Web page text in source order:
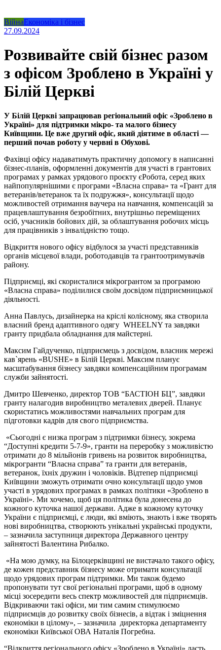
ВійнаЕкономіка і бізнес
27.09.2024
Розвивайте свій бізнес разом
з офісом Зроблено в Україні у
Білій Церкві
У Білій Церкві запрацював регіональний офіс «Зроблено в
Україні» для підтримки мікро- та малого бізнесу
Київщини. Це вже другий офіс, який діятиме в області —
перший почав роботу у червні в Обухові.
Фахівці офісу надаватимуть практичну допомогу в написанні
бізнес-планів, оформленні документів для участі в грантових
програмах у рамках урядового проєкту єРобота, серед яких
найпопулярнішими є програми «Власна справа» та «Грант для
ветеранів/ветеранок та їх подружжя», консультації щодо
можливостей отримання ваучера на навчання, компенсацій за
працевлаштування безробітних, внутрішньо переміщених
осіб, учасників бойових дій, за облаштування робочих місць
для працівників з інвалідністю тощо.
Відкриття нового офісу відбулося за участі представників
органів місцевої влади, роботодавців та грантоотримувачів
району.
Підприємці, які скористалися мікрогрантом за програмою
«Власна справа» поділилися своїм досвідом підприємницької
діяльності.
Анна Павлусь, дизайнерка на кріслі колісному, яка створила
власний бренд адаптивного одягу WHEELNY та завдяки
гранту придбала обладнання для майстерні.
Максим Гайдученко, підприємець з досвідом, власник мережі
кав`ярень «BUSHE» в Білій Церкві. Максим планує
масштабування бізнесу завдяки компенсаційним програмам
служби зайнятості.
Дмитро Шевченко, директор ТОВ “БАСТІОН БЦ”, завдяки
гранту налагодив виробництво металевих дверей. Планує
скористатись можливостями навчальних програм для
підготовки кадрів для свого підприємства.
«Сьогодні є низка програм з підтримки бізнесу, зокрема
“Доступні кредити 5-7-9», гранти на переробку з можливістю
отримати до 8 мільйонів гривень на розвиток виробництва,
мікрогранти “Власна справа” та гранти для ветеранів,
ветеранок, їхніх дружин і чоловіків. Відтепер підприємці
Київщини зможуть отримати очно консультації щодо умов
участі в урядових програмах в рамках політики «Зроблено в
Україні». Ми хочемо, щоб ця політика була донесена до
кожного куточка нашої держави. Адже в кожному куточку
України є підприємці, є люди, які вміють, знають і вже творять
нові виробництва, створюють унікальні українські продукти,
– зазначила заступниця директора Державного центру
зайнятості Валентина Рибалко.
«На мою думку, на Білоцерківщині не вистачало такого офісу,
де кожен представник бізнесу може отримати консультації
щодо урядових програм підтримки. Ми також будемо
пропонувати тут свої регіональні програми, щоб в одному
місці зосередити весь спектр можливостей для підприємців.
Відкриваючи такі офіси, ми тим самим стимулюємо
підприємців до розвитку своїх бізнесів, а відтак і зміцнення
економіки в цілому», – зазначила директорка департаменту
економіки Київської ОВА Наталія Погребна.
“Відкриття регіонального офісу «Зроблено в Україні» дасть